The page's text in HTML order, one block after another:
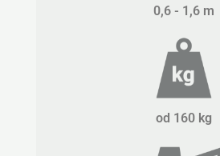
0,6 - 1,6 m
od 160 kg